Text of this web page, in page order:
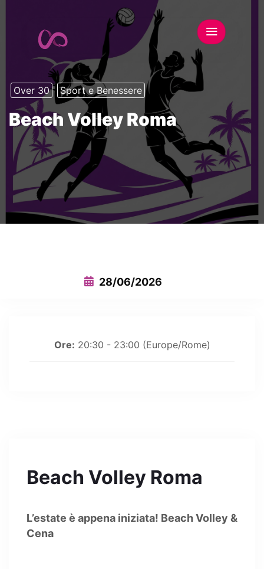
Over 30 Sport e Benessere
Beach Volley Roma
28/06/2026
Beach Volley Roma
L’estate è appena iniziata! Beach Volley &
Cena
Ore: 20:30 - 23:00 (Europe/Rome)